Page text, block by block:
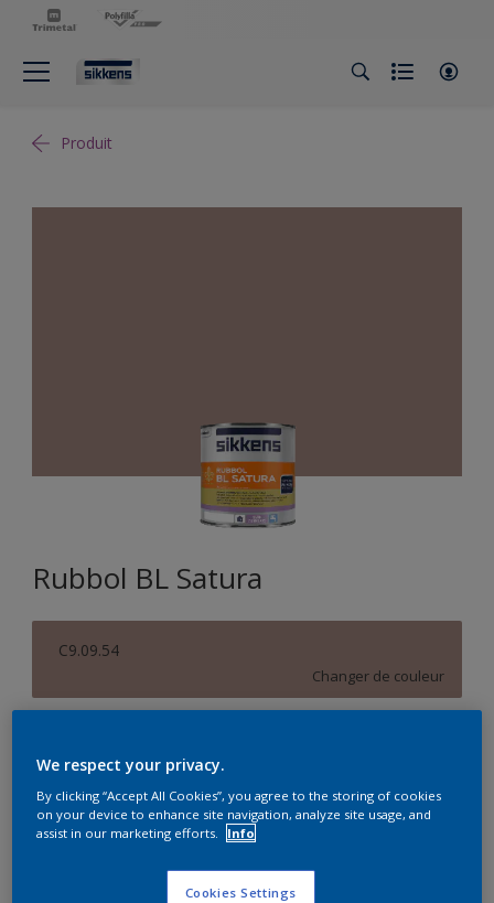
Produit
Rubbol BL Satura
C9.09.54
Changer de couleur
1L
Quantité Calculateur de peinture
Calculer
We respect your privacy.
By clicking “Accept All Cookies”, you agree to the storing of cookies
on your device to enhance site navigation, analyze site usage, and
assist in our marketing efforts.
Info
Cookies Settings